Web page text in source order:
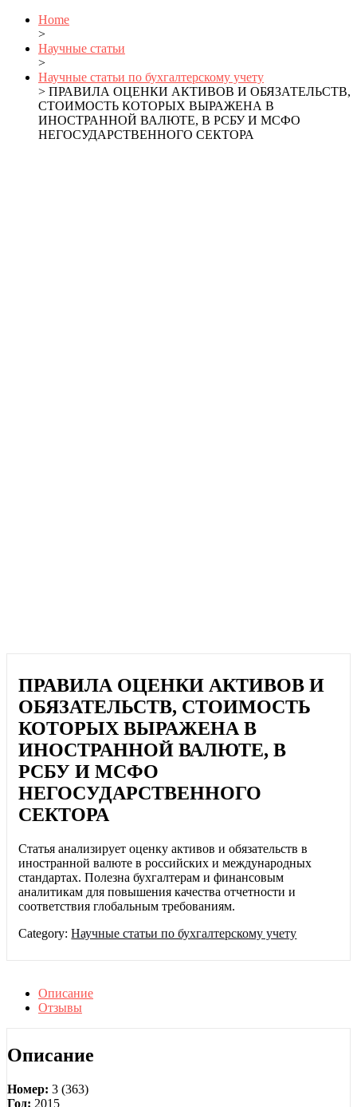
Home
>
Научные статьи
>
Научные статьи по бухгалтерскому учету
> ПРАВИЛА ОЦЕНКИ АКТИВОВ И ОБЯЗАТЕЛЬСТВ,
СТОИМОСТЬ КОТОРЫХ ВЫРАЖЕНА В
ИНОСТРАННОЙ ВАЛЮТЕ, В РСБУ И МСФО
НЕГОСУДАРСТВЕННОГО СЕКТОРА
ПРАВИЛА ОЦЕНКИ АКТИВОВ И
ОБЯЗАТЕЛЬСТВ, СТОИМОСТЬ
КОТОРЫХ ВЫРАЖЕНА В
ИНОСТРАННОЙ ВАЛЮТЕ, В
РСБУ И МСФО
НЕГОСУДАРСТВЕННОГО
СЕКТОРА
Статья анализирует оценку активов и обязательств в
иностранной валюте в российских и международных
стандартах. Полезна бухгалтерам и финансовым
аналитикам для повышения качества отчетности и
соответствия глобальным требованиям.
Category:Научные статьи по бухгалтерскому учету
Описание
Отзывы
Описание
Номер: 3 (363)
Год: 2015